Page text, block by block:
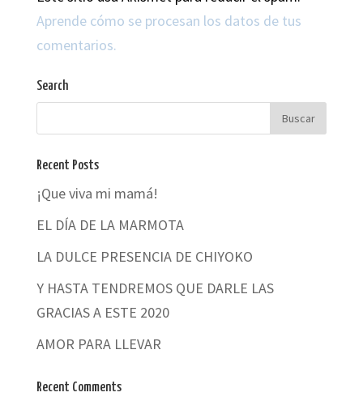
Aprende cómo se procesan los datos de tus
comentarios.
Search
Recent Posts
¡Que viva mi mamá!
EL DÍA DE LA MARMOTA
LA DULCE PRESENCIA DE CHIYOKO
Y HASTA TENDREMOS QUE DARLE LAS
GRACIAS A ESTE 2020
AMOR PARA LLEVAR
Recent Comments